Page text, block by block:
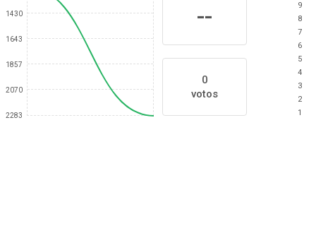
1430
1643
1857
2070
2283
--
0
votos
9
8
7
6
5
4
3
2
1